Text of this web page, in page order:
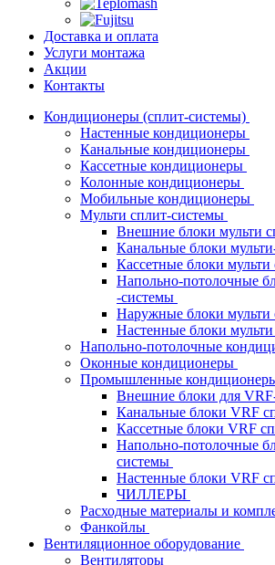
Доставка и оплата
Услуги монтажа
Акции
Контакты
Кондиционеры (сплит-системы)
Настенные кондиционеры
Канальные кондиционеры
Кассетные кондиционеры
Колонные кондиционеры
Мобильные кондиционеры
Мульти сплит-системы
Внешние блоки мульти
Канальные блоки
Кассетные блоки
Напольно-потолочные
-системы
Наружные блоки мульти
Настенные блоки
Напольно-потолочные
Оконные кондиционеры
Промышленные
Внешние блоки для
Канальные блоки VRF
Кассетные блоки VRF
Напольно-потолочные
системы
Настенные блоки VRF
ЧИЛЛЕРЫ
Расходные материалы и
Фанкойлы
Вентиляционное оборудование
Вентиляторы